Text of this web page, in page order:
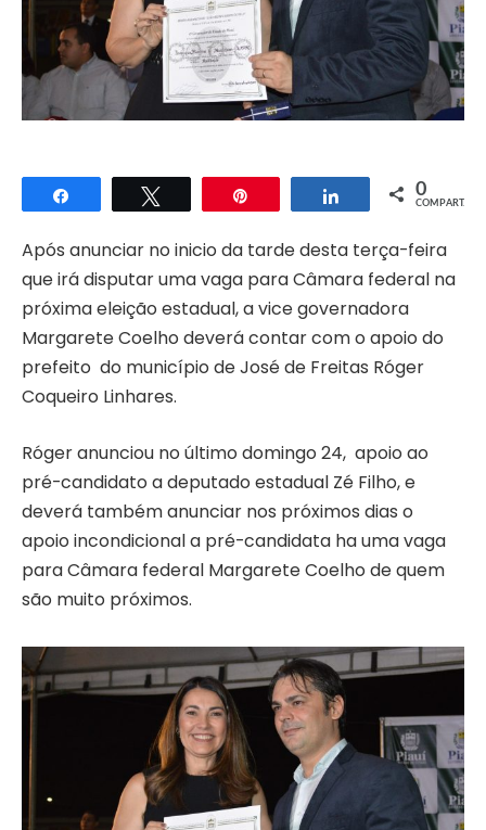
Compartilhar Compartilhar
0
COMPART.
Após anunciar no inicio da tarde desta terça-feira
que irá disputar uma vaga para Câmara federal na
próxima eleição estadual, a vice governadora
Margarete Coelho deverá contar com o apoio do
prefeito do município de José de Freitas Róger
Coqueiro Linhares.
Róger anunciou no último domingo 24, apoio ao
pré-candidato a deputado estadual Zé Filho, e
deverá também anunciar nos próximos dias o
apoio incondicional a pré-candidata ha uma vaga
para Câmara federal Margarete Coelho de quem
são muito próximos.